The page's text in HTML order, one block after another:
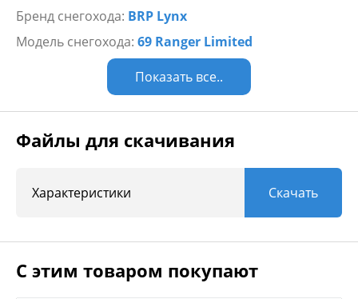
Бренд снегохода: BRP Lynx
Модель снегохода: 69 Ranger Limited
Показать все..
Файлы для скачивания
Характеристики Скачать
С этим товаром покупают